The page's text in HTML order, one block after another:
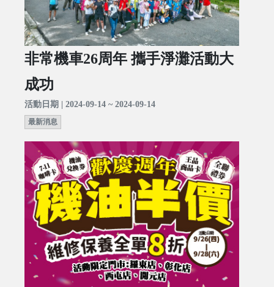
非常機車26周年 攜手淨灘活動大
成功
活動日期 | 2024-09-14 ~ 2024-09-14
最新消息